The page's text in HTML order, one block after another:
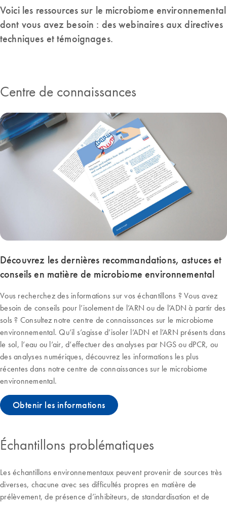
Voici les ressources sur le microbiome environnemental
dont vous avez besoin : des webinaires aux directives
techniques et témoignages.
Centre de connaissances
Découvrez les dernières recommandations, astuces et
conseils en matière de microbiome environnemental
Vous recherchez des informations sur vos échantillons ? Vous avez
besoin de conseils pour l’isolement de l’ARN ou de l’ADN à partir des
sols ? Consultez notre centre de connaissances sur le microbiome
environnemental. Qu’il s’agisse d’isoler l’ADN et l’ARN présents dans
le sol, l’eau ou l’air, d’effectuer des analyses par NGS ou dPCR, ou
des analyses numériques, découvrez les informations les plus
récentes dans notre centre de connaissances sur le microbiome
environnemental.
Obtenir les informations
Échantillons problématiques
Les échantillons environnementaux peuvent provenir de sources très
diverses, chacune avec ses difficultés propres en matière de
prélèvement, de présence d’inhibiteurs, de standardisation et de